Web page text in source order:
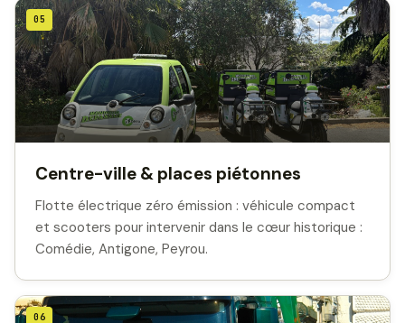
05
Centre-ville & places piétonnes
Flotte électrique zéro émission : véhicule compact
et scooters pour intervenir dans le cœur historique :
Comédie, Antigone, Peyrou.
06